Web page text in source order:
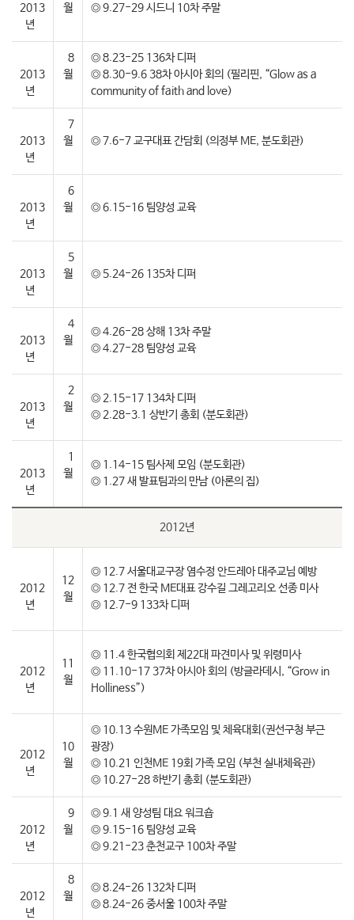
2013
년
월
◎ 9.27-29 시드니 10차 주말
2013
년
8
월
◎ 8.23-25 136차 디퍼
◎ 8.30-9.6 38차 아시아 회의 (필리핀, “Glow as a
community of faith and love)
2013
년
7
월
◎ 7.6-7 교구대표 간담회 (의정부 ME, 분도회관)
2013
년
6
월
◎ 6.15-16 팀양성 교육
2013
년
5
월
◎ 5.24-26 135차 디퍼
2013
년
4
월
◎ 4.26-28 상해 13차 주말
◎ 4.27-28 팀양성 교육
2013
년
2
월
◎ 2.15-17 134차 디퍼
◎ 2.28-3.1 상반기 총회 (분도회관)
2013
년
1
월
◎ 1.14-15 팀사제 모임 (분도회관)
◎ 1.27 새 발표팀과의 만남 (아론의 집)
2012년
2012
년
12
월
◎ 12.7 서울대교구장 염수정 안드레아 대주교님 예방
◎ 12.7 전 한국 ME대표 강수길 그레고리오 선종 미사
◎ 12.7-9 133차 디퍼
2012
년
11
월
◎ 11.4 한국협의회 제22대 파견미사 및 위령미사
◎ 11.10-17 37차 아시아 회의 (방글라데시, “Grow in
Holliness”)
2012
년
10
월
◎ 10.13 수원ME 가족모임 및 체육대회(권선구청 부근
광장)
◎ 10.21 인천ME 19회 가족 모임 (부천 실내체육관)
◎ 10.27-28 하반기 총회 (분도회관)
2012
년
9
월
◎ 9.1 새 양성팀 대요 워크숍
◎ 9.15-16 팀양성 교육
◎ 9.21-23 춘천교구 100차 주말
2012
년
8
월
◎ 8.24-26 132차 디퍼
◎ 8.24-26 중서울 100차 주말